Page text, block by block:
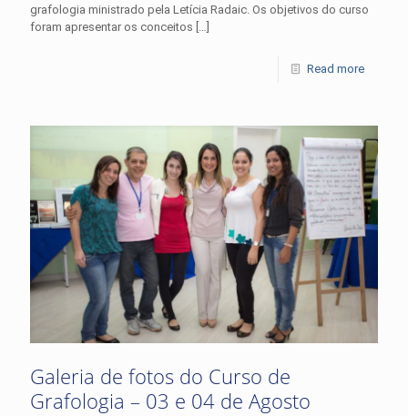
grafologia ministrado pela Letícia Radaic. Os objetivos do curso
foram apresentar os conceitos
Read more
Galeria de fotos do Curso de
Grafologia – 03 e 04 de Agosto